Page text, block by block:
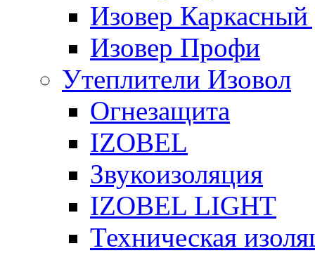
Изовер
Изовер Профи
Утеплители Изовол
Огнезащита
IZOBEL
Звукоизоляция
IZOBEL LIGHT
Техническая